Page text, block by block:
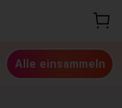
Alle einsammeln